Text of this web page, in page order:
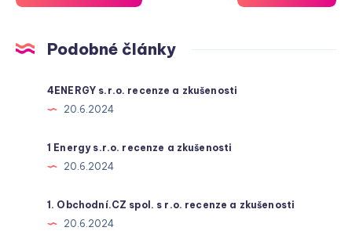
Podobné články
4ENERGY s.r.o. recenze a zkušenosti
20.6.2024
1 Energy s.r.o. recenze a zkušenosti
20.6.2024
1. Obchodní.CZ spol. s r.o. recenze a zkušenosti
20.6.2024